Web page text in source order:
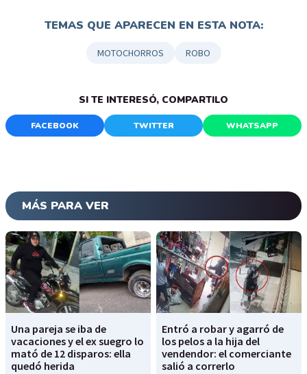
TEMAS QUE APARECEN EN ESTA NOTA:
MOTOCHORROS ROBO
SI TE INTERESÓ, COMPARTILO
FACEBOOK TWITTER WHATSAPP
MÁS PARA VER
Una pareja se iba de
vacaciones y el ex suegro lo
mató de 12 disparos: ella
quedó herida
Entró a robar y agarró de
los pelos a la hija del
vendendor: el comerciante
salió a correrlo